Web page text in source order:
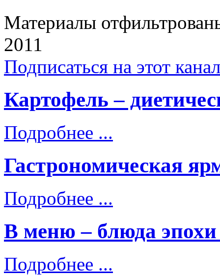
Материалы
2011
Подписаться на этот
Картофель –
Подробнее ...
Гастрономическая
Подробнее ...
В меню – блюда
Подробнее ...